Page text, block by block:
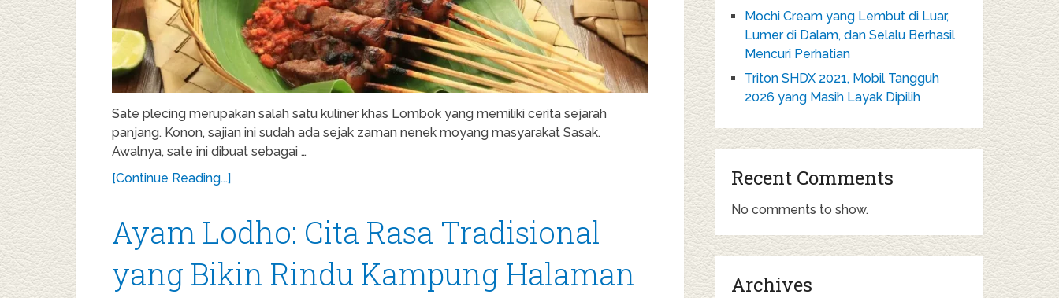
Sate plecing merupakan salah satu kuliner khas Lombok yang memiliki cerita sejarah
panjang. Konon, sajian ini sudah ada sejak zaman nenek moyang masyarakat Sasak.
Awalnya, sate ini dibuat sebagai …
[Continue Reading...]
Ayam Lodho: Cita Rasa Tradisional
yang Bikin Rindu Kampung Halaman
Mochi Cream yang Lembut di Luar,
Lumer di Dalam, dan Selalu Berhasil
Mencuri Perhatian
Triton SHDX 2021, Mobil Tangguh
2026 yang Masih Layak Dipilih
Recent Comments
No comments to show.
Archives